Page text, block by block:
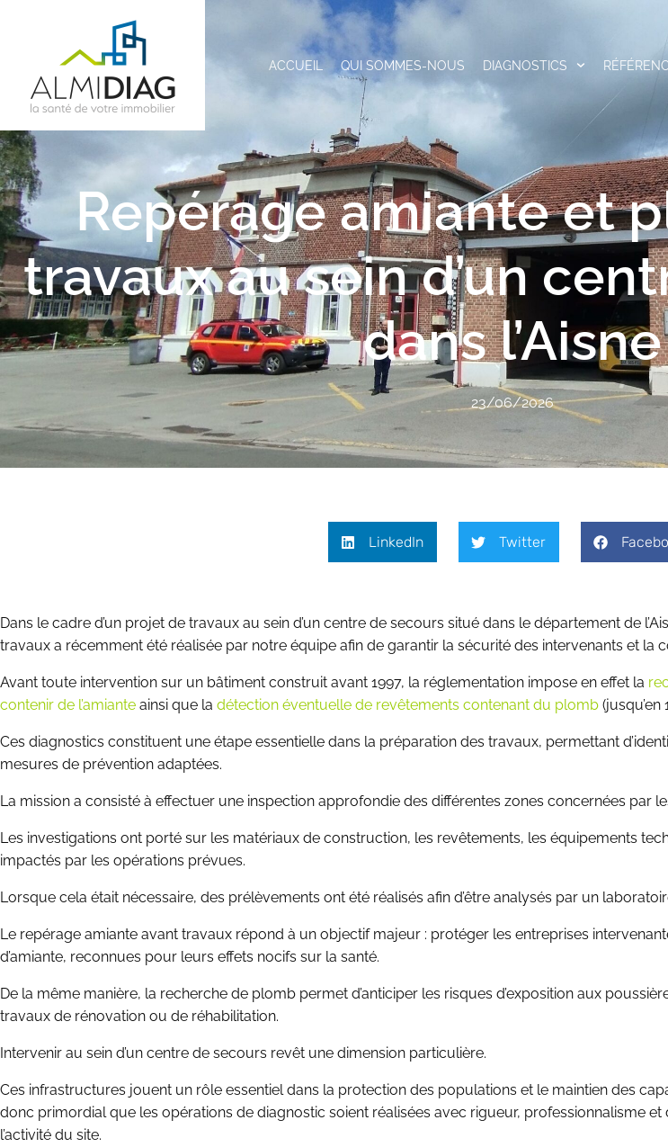
ACCUEIL QUI SOMMES-NOUS DIAGNOSTICS
Repérage amiante et
travaux au sein d’un
dans l’Aisne
23/06/2026
LinkedIn Twitter
Dans le cadre d’un projet de travaux au sein d’un centre de secours situé dans le département de
travaux a récemment été réalisée par notre équipe afin de garantir la sécurité des intervenants et la
Avant toute intervention sur un bâtiment construit avant 1997, la réglementation impose en effet la
contenir de l’amiante ainsi que la détection éventuelle de revêtements contenant du plomb (jusqu’en
Ces diagnostics constituent une étape essentielle dans la préparation des travaux, permettant
mesures de prévention adaptées.
La mission a consisté à effectuer une inspection approfondie des différentes zones concernées par
Les investigations ont porté sur les matériaux de construction, les revêtements, les équipements
impactés par les opérations prévues.
Lorsque cela était nécessaire, des prélèvements ont été réalisés afin d’être analysés par un
Le repérage amiante avant travaux répond à un objectif majeur : protéger les entreprises
d’amiante, reconnues pour leurs effets nocifs sur la santé.
De la même manière, la recherche de plomb permet d’anticiper les risques d’exposition aux
travaux de rénovation ou de réhabilitation.
Intervenir au sein d’un centre de secours revêt une dimension particulière.
Ces infrastructures jouent un rôle essentiel dans la protection des populations et le maintien des
donc primordial que les opérations de diagnostic soient réalisées avec rigueur, professionnalisme
l’activité du site.